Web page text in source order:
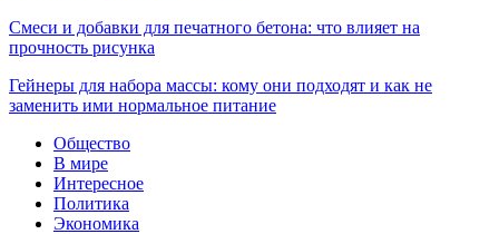
Смеси и добавки для печатного бетона: что влияет на
прочность рисунка
Гейнеры для набора массы: кому они подходят и как не
заменить ими нормальное питание
Общество
В мире
Интересное
Политика
Экономика